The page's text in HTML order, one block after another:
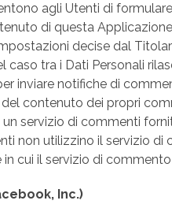
agli Utenti di
di questa
decise dal
tra i Dati Personali
inviare notifiche di
contenuto dei propri
un servizio di commenti
non utilizzino il servizio
cui il servizio di
Inc.)